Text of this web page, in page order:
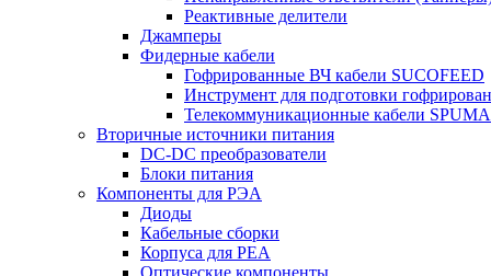
Реактивные делители
Джамперы
Фидерные кабели
Гофрированные ВЧ кабели SUCOFEED
Инструмент для подготовки
Телекоммуникационные кабели SPUMA
Вторичные источники питания
DC-DC преобразователи
Блоки питания
Компоненты для РЭА
Диоды
Кабельные сборки
Корпуса для РЕА
Оптические компоненты